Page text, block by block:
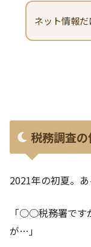
ネット情報
税務調査
2021年の初夏。
「○○税務署です
が…」